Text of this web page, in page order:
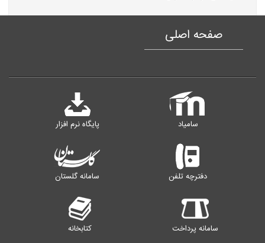
صفحه اصلی
سامیاد پایگاه نرم افزار
دفترچه تلفن سامانه گلستان
سامانه پرداخت کتابخانه